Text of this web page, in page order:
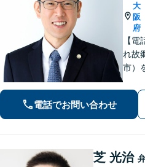
大
阪
府
【
れ故
市）
交
悩
間・
分】
電話でお問い合わせ
芝 光治